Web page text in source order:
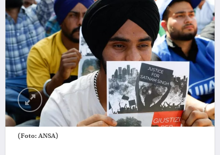
(Foto: ANSA)